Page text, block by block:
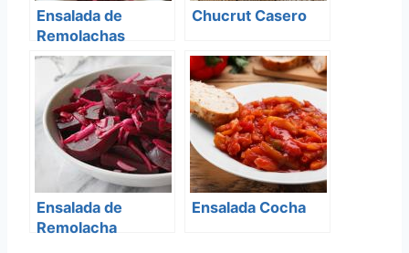
Ensalada de
Remolachas
Chucrut Casero
Ensalada de
Remolacha
Ensalada Cocha